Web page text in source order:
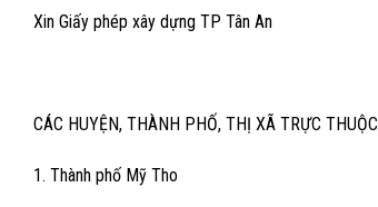
Xin Giấy phép xây dựng TP Tân An
CÁC HUYỆN, THÀNH PHỐ, THỊ XÃ TRỰC THUỘC
1. Thành phố Mỹ Tho